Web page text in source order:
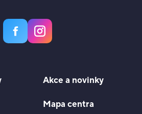
Akce a novinky
Mapa centra